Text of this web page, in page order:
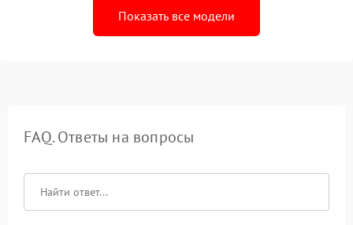
Показать все модели
FAQ. Ответы на вопросы